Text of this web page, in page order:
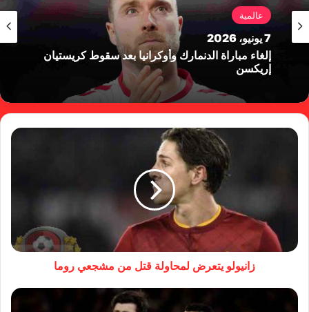
عالمية
7 يونيو، 2026
إلغاء مباراة الدنمارك وأوكرانيا بعد سقوط كريستيان
إريكسن
زانيولو يتعرض لمحاولة قتل من مشجعي روما